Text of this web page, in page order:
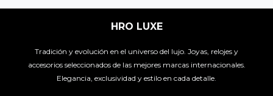
HRO LUXE
Tradición y evolución en el universo del lujo. Joyas, relojes y
accesorios seleccionados de las mejores marcas internacionales.
Elegancia, exclusividad y estilo en cada detalle.